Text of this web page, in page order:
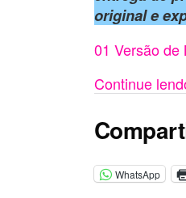
original e
01 Versão de
Continue
WhatsApp